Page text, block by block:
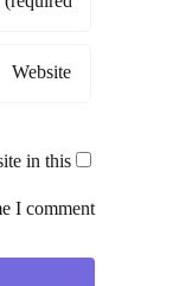
in this
I comment.